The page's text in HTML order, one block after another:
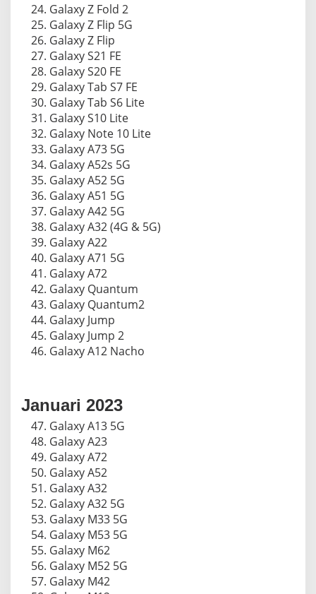
Galaxy Z Fold 2
Galaxy Z Flip 5G
Galaxy Z Flip
Galaxy S21 FE
Galaxy S20 FE
Galaxy Tab S7 FE
Galaxy Tab S6 Lite
Galaxy S10 Lite
Galaxy Note 10 Lite
Galaxy A73 5G
Galaxy A52s 5G
Galaxy A52 5G
Galaxy A51 5G
Galaxy A42 5G
Galaxy A32 (4G & 5G)
Galaxy A22
Galaxy A71 5G
Galaxy A72
Galaxy Quantum
Galaxy Quantum2
Galaxy Jump
Galaxy Jump 2
Galaxy A12 Nacho
Januari 2023
Galaxy A13 5G
Galaxy A23
Galaxy A72
Galaxy A52
Galaxy A32
Galaxy A32 5G
Galaxy M33 5G
Galaxy M53 5G
Galaxy M62
Galaxy M52 5G
Galaxy M42